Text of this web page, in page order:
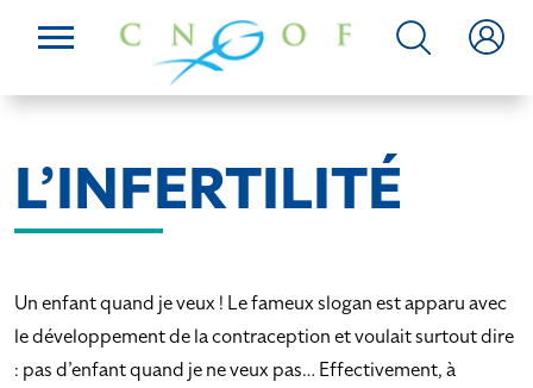
L’INFERTILITÉ
Un enfant quand je veux ! Le fameux slogan est apparu avec
le développement de la contraception et voulait surtout dire
: pas d’enfant quand je ne veux pas… Effectivement, à